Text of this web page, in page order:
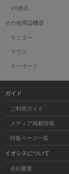
VR機器
その他周辺機器
モニター
マウス
キーボード
ガイド
ご利用ガイド
メディア掲載情報
特集ページ一覧
イオシスについて
会社概要